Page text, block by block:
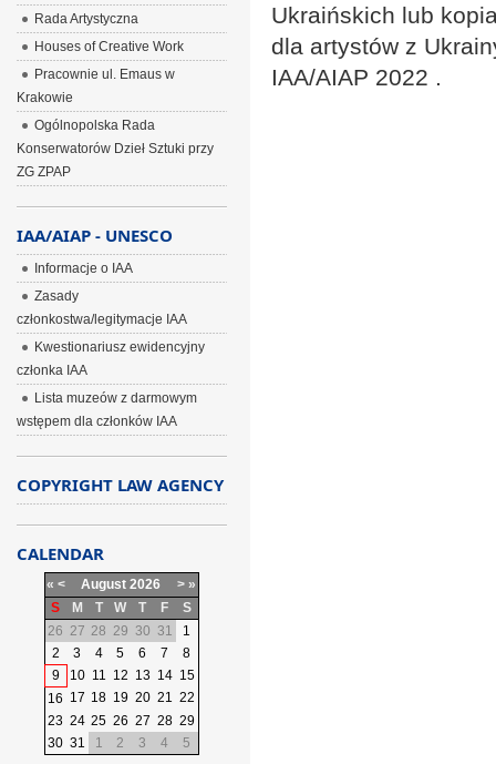
Ukraińskich lub
dla artystów z
IAA/AIAP 2022 .
Rada Artystyczna
Houses of Creative Work
Pracownie ul. Emaus w
Krakowie
Ogólnopolska Rada
Konserwatorów Dzieł Sztuki przy
ZG ZPAP
IAA/AIAP - UNESCO
Informacje o IAA
Zasady
członkostwa/legitymacje IAA
Kwestionariusz ewidencyjny
członka IAA
Lista muzeów z darmowym
wstępem dla członków IAA
COPYRIGHT LAW AGENCY
CALENDAR
« < August 2026 > »
S
M T W T F
S
26 27 28 29 30 31
1
2
3 4 5 6 7
8
9
10 11 12 13 14 15
16 17 18 19 20 21 22
23 24 25 26 27 28 29
30 31 1 2 3 4 5